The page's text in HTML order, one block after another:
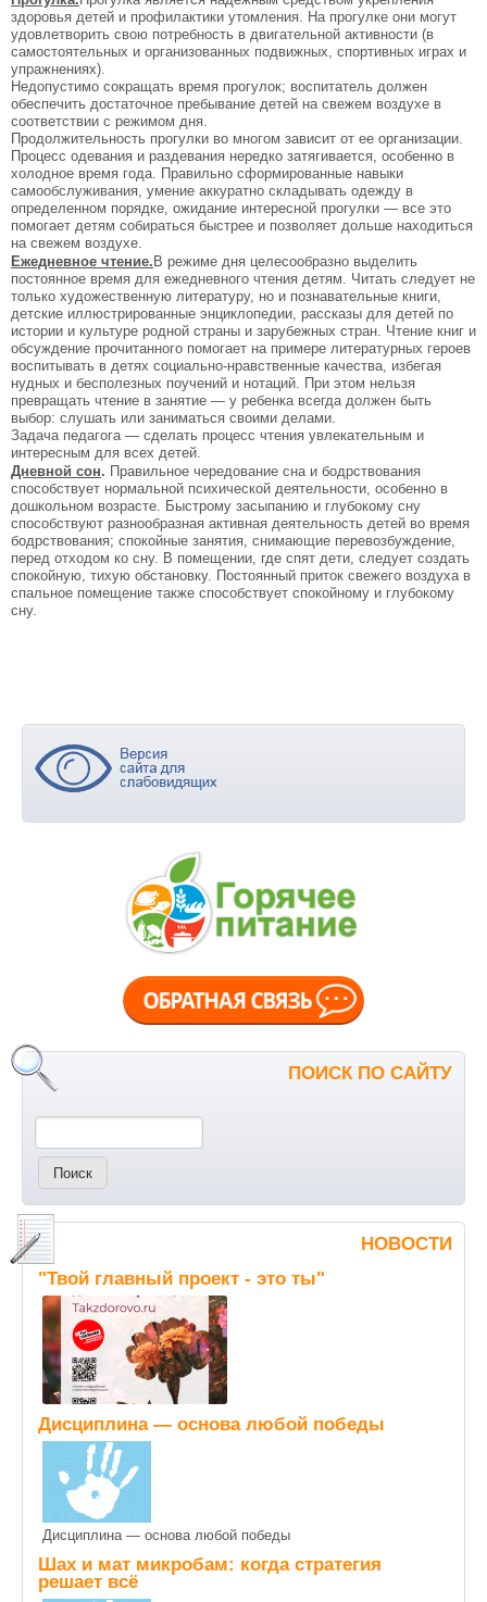
здоровья детей и профилактики утомления. На прогулке они могут
удовлетворить свою потребность в двигательной активности (в
самостоятельных и организованных подвижных, спортивных играх и
упражнениях).
Недопустимо сокращать время прогулок; воспитатель должен
обеспечить достаточное пребывание детей на свежем воздухе в
соответствии с режимом дня.
Продолжительность прогулки во многом зависит от ее организации.
Процесс одевания и раздевания нередко затягивается, особенно в
холодное время года. Правильно сформированные навыки
самообслуживания, умение аккуратно складывать одежду в
определенном порядке, ожидание интересной прогулки — все это
помогает детям собираться быстрее и позволяет дольше находиться
на свежем воздухе.
Ежедневное чтение.В режиме дня целесообразно выделить
постоянное время для ежедневного чтения детям. Читать следует не
только художественную литературу, но и познавательные книги,
детские иллюстрированные энциклопедии, рассказы для детей по
истории и культуре родной страны и зарубежных стран. Чтение книг и
обсуждение прочитанного помогает на примере литературных героев
воспитывать в детях социально-нравственные качества, избегая
нудных и бесполезных поучений и нотаций. При этом нельзя
превращать чтение в занятие — у ребенка всегда должен быть
выбор: слушать или заниматься своими делами.
Задача педагога — сделать процесс чтения увлекательным и
интересным для всех детей.
Дневной сон. Правильное чередование сна и бодрствования
способствует нормальной психической деятельности, особенно в
дошкольном возрасте. Быстрому засыпанию и глубокому сну
способствуют разнообразная активная деятельность детей во время
бодрствования; спокойные занятия, снимающие перевозбуждение,
перед отходом ко сну. В помещении, где спят дети, следует создать
спокойную, тихую обстановку. Постоянный приток свежего воздуха в
спальное помещение также способствует спокойному и глубокому
сну.
ПОИСК ПО САЙТУ
Поиск
НОВОСТИ
"Твой главный проект - это ты"
Дисциплина — основа любой победы
Дисциплина — основа любой победы
Шах и мат микробам: когда стратегия
решает всё